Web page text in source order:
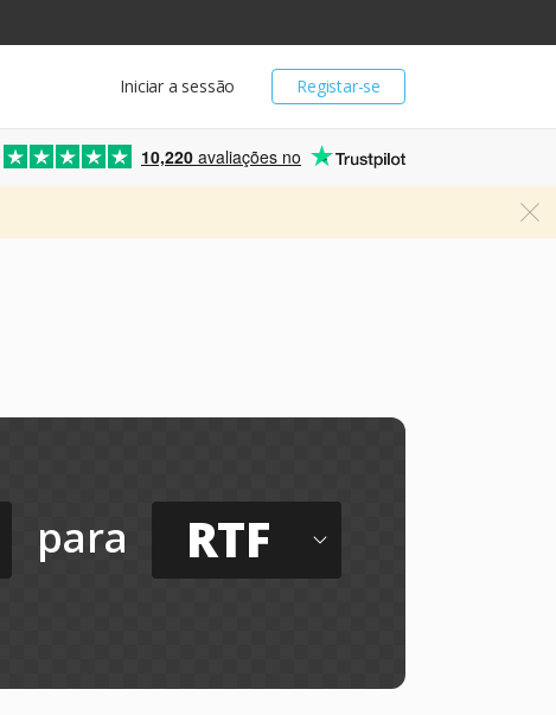
Registar-se
Iniciar a sessão
10,220 avaliações no
para RTF